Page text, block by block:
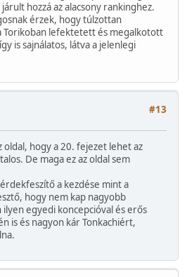
hozzá az alacsony rankinghez.
érzek, hogy túlzottan
Torikoban lefektetett és megalkotott
is sajnálatos, látva a jelenlegi
#13
oldal, hogy a 20. fejezet lehet az
De maga ez az oldal sem
a kezdése mint a
hogy nem kap nagyobb
egyedi koncepcióval és erős
is és nagyon kár Tonkachiért,